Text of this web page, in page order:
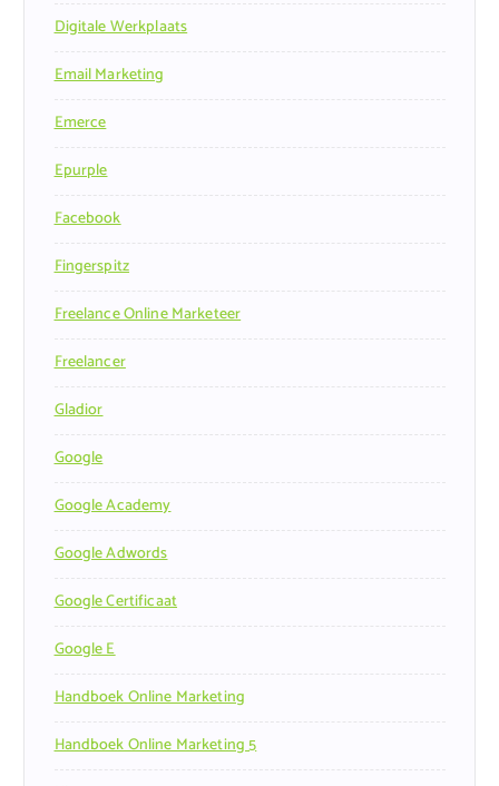
Digitale Werkplaats
Email Marketing
Emerce
Epurple
Facebook
Fingerspitz
Freelance Online Marketeer
Freelancer
Gladior
Google
Google Academy
Google Adwords
Google Certificaat
Google E
Handboek Online Marketing
Handboek Online Marketing 5